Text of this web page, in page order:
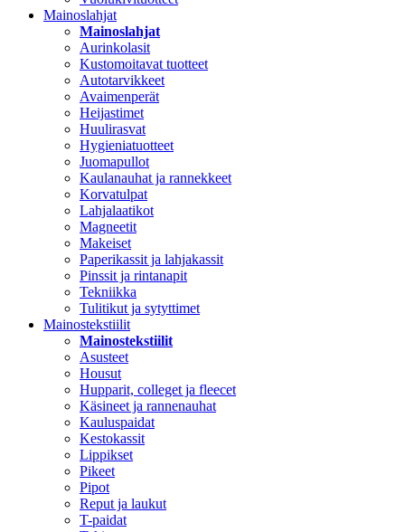
Mainoslahjat
Mainoslahjat
Aurinkolasit
Kustomoitavat tuotteet
Autotarvikkeet
Avaimenperät
Heijastimet
Huulirasvat
Hygieniatuotteet
Juomapullot
Kaulanauhat ja rannekkeet
Korvatulpat
Lahjalaatikot
Magneetit
Makeiset
Paperikassit ja lahjakassit
Pinssit ja rintanapit
Tekniikka
Tulitikut ja sytyttimet
Mainostekstiilit
Mainostekstiilit
Asusteet
Housut
Hupparit, colleget ja fleecet
Käsineet ja rannenauhat
Kauluspaidat
Kestokassit
Lippikset
Pikeet
Pipot
Reput ja laukut
T-paidat